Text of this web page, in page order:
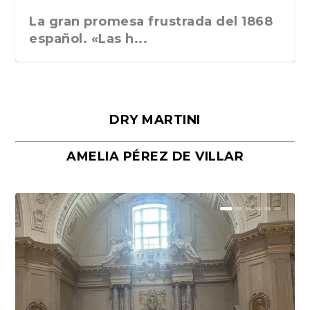
La gran promesa frustrada del 1868
español. «Las h...
Málaga, verso en azul, de Rafael
Porras y Salvador...
«La cocina hebrea. Alimentación
del pueblo judío e...
DRY MARTINI
AMELIA PÉREZ DE VILLAR